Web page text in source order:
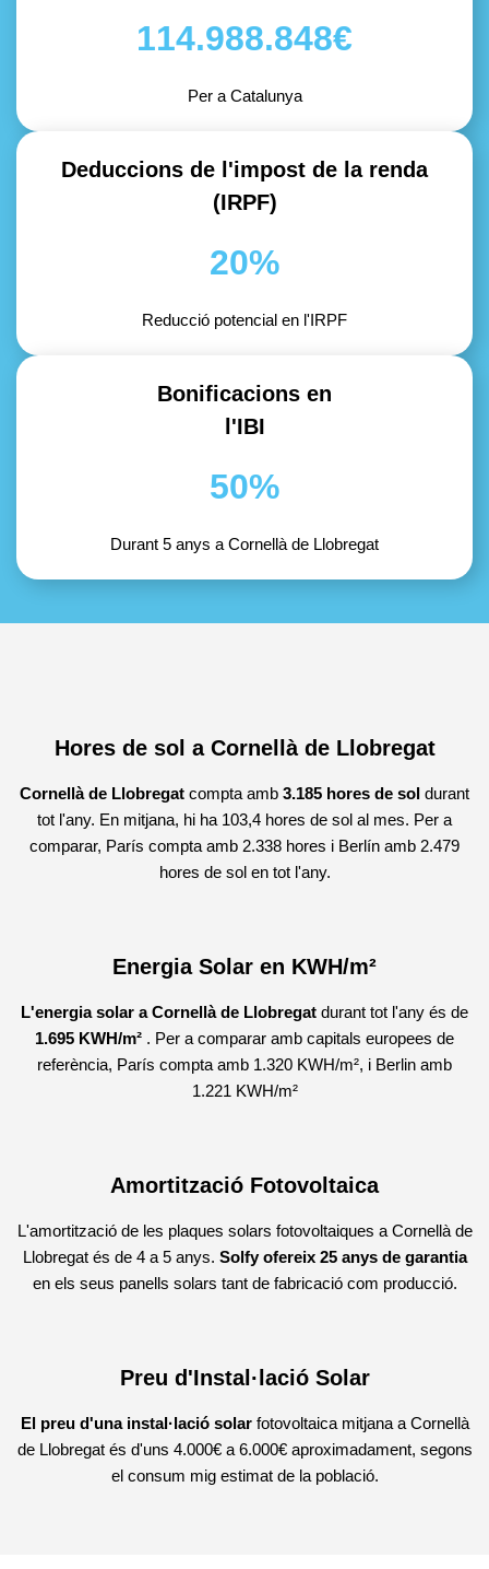
114.988.848€
Per a Catalunya
Deduccions de l'impost de la renda
(IRPF)
20%
Reducció potencial en l'IRPF
Bonificacions en
l'IBI
50%
Durant 5 anys a Cornellà de Llobregat
Hores de sol a Cornellà de Llobregat
Cornellà de Llobregat compta amb 3.185 hores de sol durant
tot l'any. En mitjana, hi ha 103,4 hores de sol al mes. Per a
comparar, París compta amb 2.338 hores i Berlín amb 2.479
hores de sol en tot l'any.
Energia Solar en KWH/m²
L'energia solar a Cornellà de Llobregat durant tot l'any és de
1.695 KWH/m² . Per a comparar amb capitals europees de
referència, París compta amb 1.320 KWH/m², i Berlin amb
1.221 KWH/m²
Amortització Fotovoltaica
L'amortització de les plaques solars fotovoltaiques a Cornellà de
Llobregat és de 4 a 5 anys. Solfy ofereix 25 anys de garantia
en els seus panells solars tant de fabricació com producció.
Preu d'Instal·lació Solar
El preu d'una instal·lació solarfotovoltaica mitjana a Cornellà
de Llobregat és d'uns 4.000€ a 6.000€ aproximadament, segons
el consum mig estimat de la població.